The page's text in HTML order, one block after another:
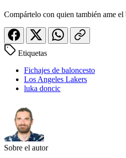
Compártelo con quien también ame el
Etiquetas
Fichajes de baloncesto
Los Angeles Lakers
luka doncic
Sobre el autor